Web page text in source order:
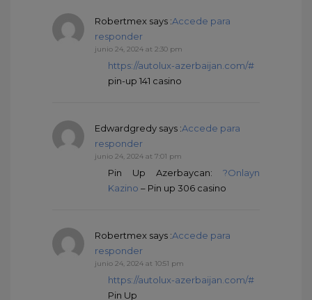
Robertmex says :Accede para
responder
junio 24, 2024 at 2:30 pm
https://autolux-azerbaijan.com/#
pin-up 141 casino
Edwardgredy says :Accede para
responder
junio 24, 2024 at 7:01 pm
Pin Up Azerbaycan: ?Onlayn
Kazino – Pin up 306 casino
Robertmex says :Accede para
responder
junio 24, 2024 at 10:51 pm
https://autolux-azerbaijan.com/#
Pin Up